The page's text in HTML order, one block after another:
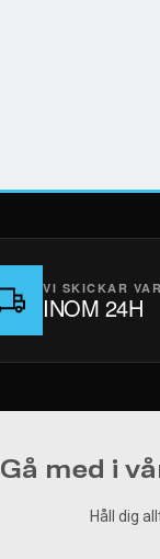
VI SKICKAR
INOM 24H
Gå med i
Håll dig